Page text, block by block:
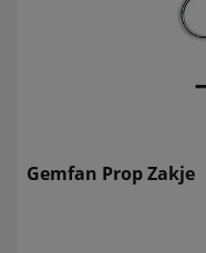
Gemfan Prop Zakje